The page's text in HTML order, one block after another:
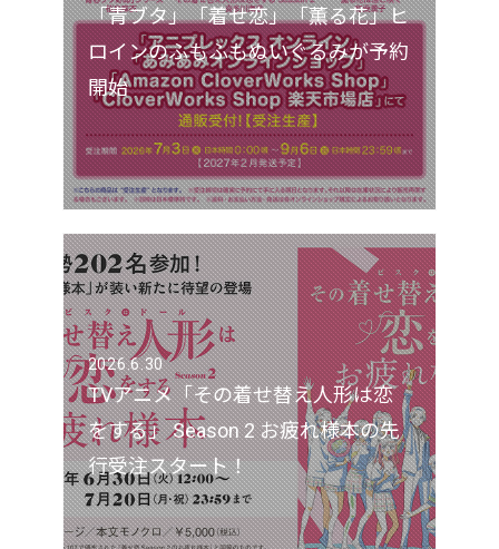
「青ブタ」「着せ恋」「薫る花」ヒ
ロインのふもふもぬいぐるみが予約
開始
2026.6.30
TVアニメ「その着せ替え人形は恋
をする」 Season 2 お疲れ様本の先
行受注スタート！